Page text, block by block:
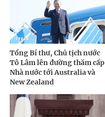
Tổng Bí thư, Chủ tịch nước
Tô Lâm lên đường thăm cấp
Nhà nước tới Australia và
New Zealand